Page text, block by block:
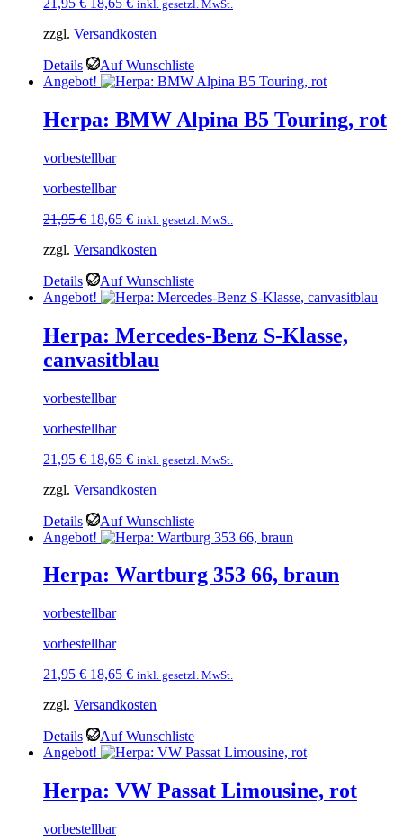
war:
ist:
inkl. gesetzl. MwSt.
zzgl. Versandkosten
Details
Auf Wunschliste
Angebot!
Herpa: BMW Alpina B5 Touring, rot
vorbestellbar
vorbestellbar
21,95€ Ursprünglicher
war:
18,65 €Aktueller
ist:
inkl. gesetzl. MwSt.
zzgl. Versandkosten
Details
Auf Wunschliste
Angebot!
Herpa: Mercedes-Benz S-Klasse,
canvasitblau
vorbestellbar
vorbestellbar
21,95€ Ursprünglicher
war:
18,65 €Aktueller
ist:
inkl. gesetzl. MwSt.
zzgl. Versandkosten
Details
Auf Wunschliste
Angebot!
Herpa: Wartburg 353 66, braun
vorbestellbar
vorbestellbar
21,95€ Ursprünglicher
war:
18,65 €Aktueller
ist:
inkl. gesetzl. MwSt.
zzgl. Versandkosten
Details
Auf Wunschliste
Angebot!
Herpa: VW Passat Limousine, rot
vorbestellbar